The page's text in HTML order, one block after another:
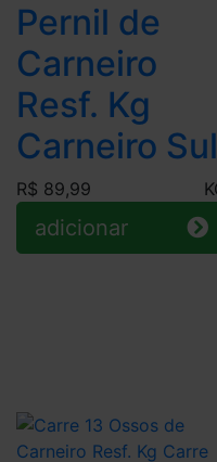
Pernil de
Carneiro
Resf. Kg
Carneiro Sul
R$ 89,99
adicionar